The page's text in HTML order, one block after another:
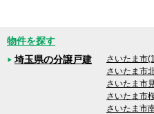
物件を探す
埼玉県の分譲戸建
さいたま市
さいたま市
さいたま市
さいたま市
さいたま市